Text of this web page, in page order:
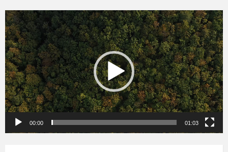
Videólejátszó
00:00 01:03